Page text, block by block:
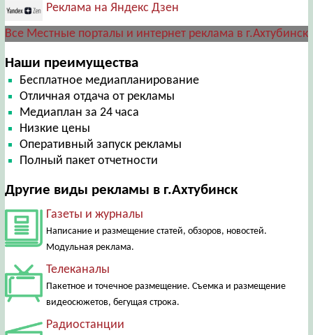
Реклама на Яндекс Дзен
Все Местные порталы и интернет реклама в г.Ахтубинск
Наши преимущества
Бесплатное медиапланирование
Отличная отдача от рекламы
Медиаплан за 24 часа
Низкие цены
Оперативный запуск рекламы
Полный пакет отчетности
Другие виды рекламы в г.Ахтубинск
Газеты и журналы
Написание и размещение статей, обзоров, новостей.
Модульная реклама.
Телеканалы
Пакетное и точечное размещение. Съемка и размещение
видеосюжетов, бегущая строка.
Радиостанции